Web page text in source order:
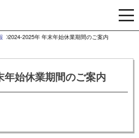
メ
ニ
ュ
2024-2025年 年末年始休業期間のご案内
始休業期間のご案内